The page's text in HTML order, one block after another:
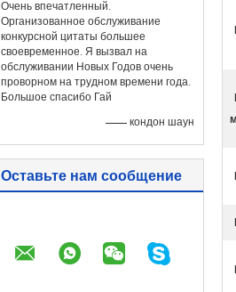
Очень впечатленный.
Организованное обслуживание
конкурсной цитаты большее
своевременное. Я вызвал на
обслуживании Новых Годов очень
проворном на трудном времени года.
Большое спасибо Гай
—— кондон шаун
Оставьте нам сообщение